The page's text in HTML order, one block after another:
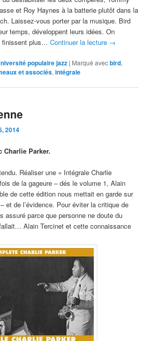
et Roy Haynes à la batterie plutôt dans la
Laissez-vous porter par la musique. Bird
temps, développent leurs idées. On
finissent plus…Continuer la lecture →
populaire jazz | Marqué avecbird,
et associés,intégrale
2014
Charlie Parker.
Réaliser une « Intégrale Charlie
de la gageure – dés le volume 1, Alain
de cette édition nous mettait en garde sur
et de l’évidence. Pour éviter la critique de
assuré parce que personne ne doute du
Alain Tercinet et cette connaissance